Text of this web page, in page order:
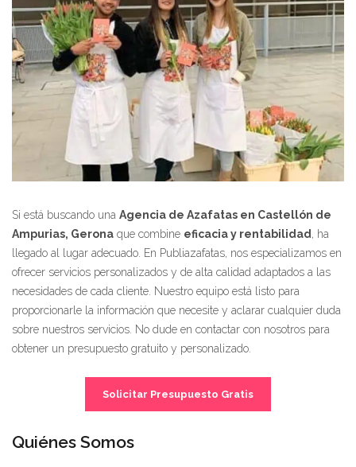
Si está buscando una Agencia de Azafatas en Castellón de
Ampurias, Gerona que combine eficacia y rentabilidad
, ha
llegado al lugar adecuado. En Publiazafatas, nos especializamos en
ofrecer servicios personalizados y de alta calidad adaptados a las
necesidades de cada cliente. Nuestro equipo está listo para
proporcionarle la información que necesite y aclarar cualquier duda
sobre nuestros servicios. No dude en contactar con nosotros para
obtener un presupuesto gratuito y personalizado.
Solicitar Presupuesto Gratis
Quiénes Somos